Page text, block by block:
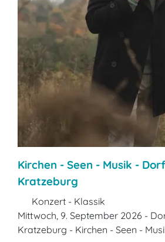
Kirchen - Seen - Musik -
Kratzeburg
Konzert - Klassik
Mittwoch, 9. September 2026 -
Kratzeburg - Kirchen - Seen -